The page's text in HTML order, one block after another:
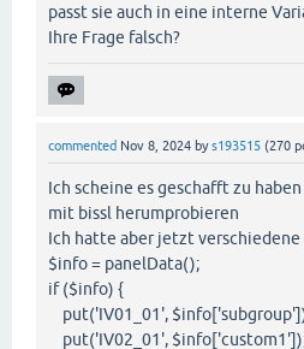
passt sie auch in eine interne
Ihre Frage falsch?
commented Nov 8, 2024 bys193515 (270
Ich scheine es geschafft zu haben
mit bissl herumprobieren
Ich hatte aber jetzt verschiedene
$info = panelData();
if ($info) {
put('IV01_01',
put('IV02_01',